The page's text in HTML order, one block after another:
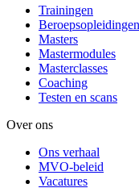
Trainingen
Beroepsopleidingen
Masters
Mastermodules
Masterclasses
Coaching
Testen en scans
Over ons
Ons verhaal
MVO-beleid
Vacatures